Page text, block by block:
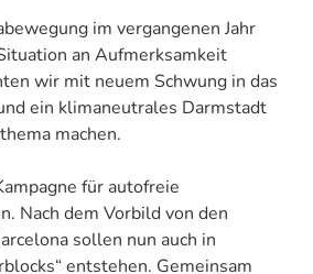
im vergangenen Jahr
an Aufmerksamkeit
wir mit neuem Schwung in das
ein klimaneutrales Darmstadt
machen.
für autofreie
Nach dem Vorbild von den
sollen nun auch in
entstehen. Gemeinsam